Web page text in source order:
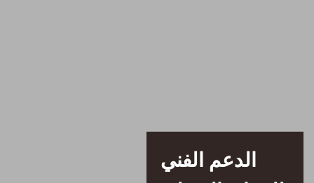
الدعم الفني